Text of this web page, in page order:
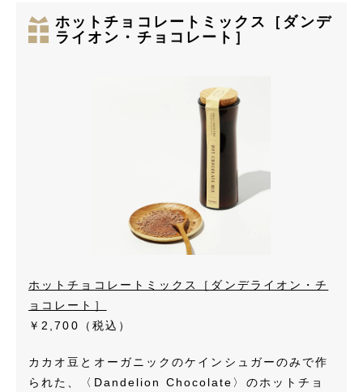
ホットチョコレートミックス［ダンデ
ライオン・チョコレート］
ホットチョコレートミックス［ダンデライオン・チ
ョコレート］
￥2,700（税込）
カカオ豆とオーガニックのケインシュガーのみで作
られた、〈Dandelion Chocolate〉のホットチョ